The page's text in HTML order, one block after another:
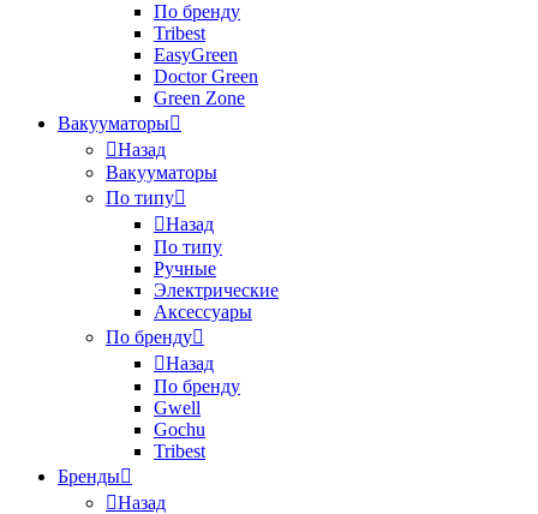
По бренду
Tribest
EasyGreen
Doctor Green
Green Zone
Вакууматоры
Назад
Вакууматоры
По типу
Назад
По типу
Ручные
Электрические
Аксессуары
По бренду
Назад
По бренду
Gwell
Gochu
Tribest
Бренды
Назад